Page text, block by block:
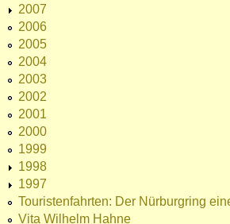
2007
2006
2005
2004
2003
2002
2001
2000
1999
1998
1997
Touristenfahrten: Der Nürburgring
Vita Wilhelm Hahne